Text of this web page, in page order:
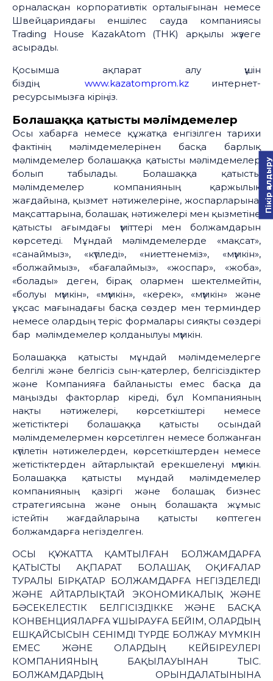
орналасқан корпоративтік орталығынан немесе
Швейцариядағы еншілес сауда компаниясы
Тrading House KazakAtom (THK) арқылы жүзеге
асырады.
Қосымша ақпарат алу үшін
біздің www.kazatomprom.kz интернет-
ресурсымызға кіріңіз.
Болашаққа қатысты мәлімдемелер
Осы хабарға немесе құжатқа енгізілген тарихи
фактінің мәлімдемелерінен басқа барлық
мәлімдемелер болашаққа қатысты мәлімдемелер
болып табылады. Болашаққа қатысты
мәлімдемелер компанияның қаржылық
жағдайына, қызмет нәтижелеріне, жоспарларына,
мақсаттарына, болашақ нәтижелері мен қызметіне
қатысты ағымдағы үміттері мен болжамдарын
көрсетеді. Мұндай мәлімдемелерде «мақсат»,
«санаймыз», «күтіледі», «ниеттенеміз», «мүмкін»,
«болжаймыз», «бағалаймыз», «жоспар», «жоба»,
«болады» деген, бірақ олармен шектелмейтін,
«болуы мүмкін», «мүмкін», «керек», «мүмкін» және
ұқсас мағынадағы басқа сөздер мен терминдер
немесе олардың теріс формалары сияқты сөздері
бар мәлімдемелер қолданылуы мүмкін.
Болашаққа қатысты мұндай мәлімдемелерге
белгілі және белгісіз сын-қатерлер, белгісіздіктер
және Компанияға байланысты емес басқа да
маңызды факторлар кіреді, бұл Компанияның
нақты нәтижелері, көрсеткіштері немесе
жетістіктері болашаққа қатысты осындай
мәлімдемелермен көрсетілген немесе болжанған
күтілетін нәтижелерден, көрсеткіштерден немесе
жетістіктерден айтарлықтай ерекшеленуі мүмкін.
Болашаққа қатысты мұндай мәлімдемелер
компанияның қазіргі және болашақ бизнес
стратегиясына және оның болашақта жұмыс
істейтін жағдайларына қатысты көптеген
болжамдарға негізделген.
ОСЫ ҚҰЖАТТА ҚАМТЫЛҒАН БОЛЖАМДАРҒА
ҚАТЫСТЫ АҚПАРАТ БОЛАШАҚ ОҚИҒАЛАР
ТУРАЛЫ БІРҚАТАР БОЛЖАМДАРҒА НЕГІЗДЕЛЕДІ
ЖӘНЕ АЙТАРЛЫҚТАЙ ЭКОНОМИКАЛЫҚ ЖӘНЕ
БӘСЕКЕЛЕСТІК БЕЛГІСІЗДІККЕ ЖӘНЕ БАСҚА
КОНВЕНЦИЯЛАРҒА ҰШЫРАУҒА БЕЙІМ, ОЛАРДЫҢ
ЕШҚАЙСЫСЫН СЕНІМДІ ТҮРДЕ БОЛЖАУ МҮМКІН
ЕМЕС ЖӘНЕ ОЛАРДЫҢ КЕЙБІРЕУЛЕРІ
КОМПАНИЯНЫҢ БАҚЫЛАУЫНАН ТЫС.
БОЛЖАМДАРДЫҢ ОРЫНДАЛАТЫНЫНА
Пікір қалдыру